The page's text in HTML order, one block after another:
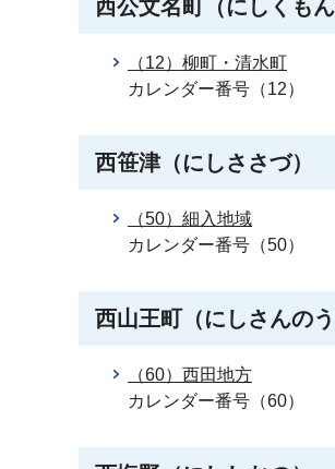
西公文名町（にしくもん
（12）柳町・清水町
カレンダー番号（12）
西笹津（にしささづ）
（50）細入地域
カレンダー番号（50）
西山王町（にしさんのう
（60）西田地方
カレンダー番号（60）